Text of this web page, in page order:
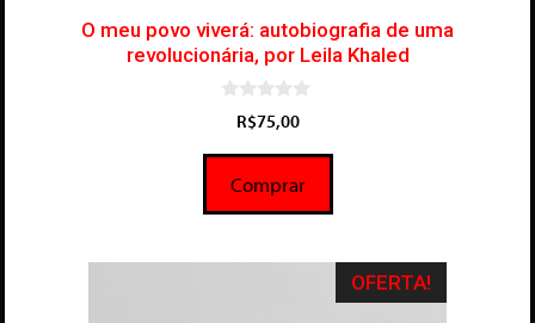
O meu povo viverá: autobiografia de uma
revolucionária, por Leila Khaled
5
R$75,00
Comprar
OFERTA!